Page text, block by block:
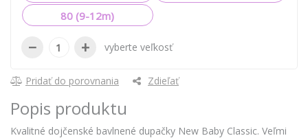
80 (9-12m)
− + vyberte veľkosť
Pridať do porovnania Zdieľať
Popis produktu
Kvalitné dojčenské bavlnené dupačky New Baby Classic. Veľmi